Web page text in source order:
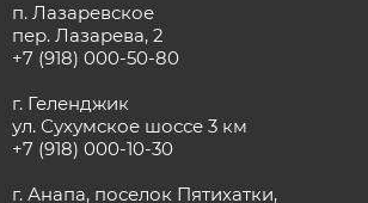
п. Лазаревское
пер. Лазарева, 2
+7 (918) 000-50-80
г. Геленджик
ул. Сухумское шоссе 3 км
+7 (918) 000-10-30
г. Анапа, поселок Пятихатки,